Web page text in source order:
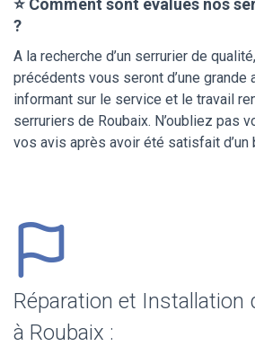
?
A la recherche d’un serrurier de
précédents vous seront d’une grande
informant sur le service et le travail
serruriers de Roubaix. N’oubliez pas
vos avis après avoir été satisfait d’un
Réparation et Installation
à Roubaix :